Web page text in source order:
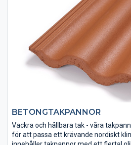
BETONGTAKPANNOR
Vackra och hållbara tak - våra
för att passa ett krävande nordiskt